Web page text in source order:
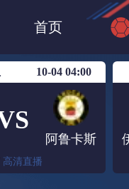
首页
NBA
10-04 04:00
阿鲁卡斯
高清直播